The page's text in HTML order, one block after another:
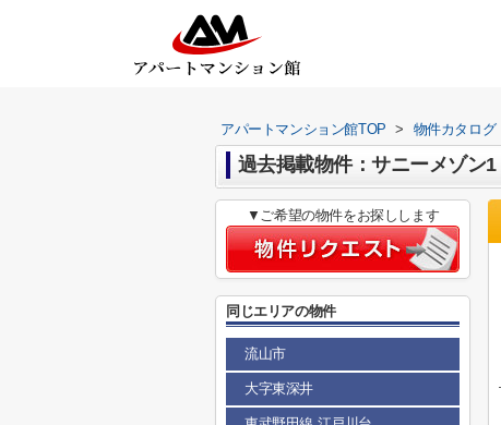
アパートマンション館TOP > 物件カタログ
過去掲載物件：サニーメゾン1
▼ご希望の物件をお探しします
同じエリアの物件
流山市
大字東深井